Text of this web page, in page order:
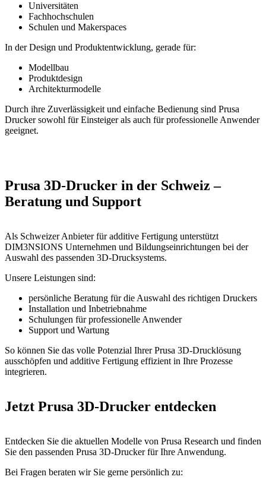
Universitäten
Fachhochschulen
Schulen und Makerspaces
In der Design und Produktentwicklung, gerade für:
Modellbau
Produktdesign
Architekturmodelle
Durch ihre Zuverlässigkeit und einfache Bedienung sind Prusa
Drucker sowohl für Einsteiger als auch für professionelle Anwender
geeignet.
Prusa 3D-Drucker in der Schweiz –
Beratung und Support
Als Schweizer Anbieter für additive Fertigung unterstützt
DIM3NSIONS Unternehmen und Bildungseinrichtungen bei der
Auswahl des passenden 3D-Drucksystems.
Unsere Leistungen sind:
persönliche Beratung für die Auswahl des richtigen Druckers
Installation und Inbetriebnahme
Schulungen für professionelle Anwender
Support und Wartung
So können Sie das volle Potenzial Ihrer Prusa 3D-Drucklösung
ausschöpfen und additive Fertigung effizient in Ihre Prozesse
integrieren.
Jetzt Prusa 3D-Drucker entdecken
Entdecken Sie die aktuellen Modelle von Prusa Research und finden
Sie den passenden Prusa 3D-Drucker für Ihre Anwendung.
Bei Fragen beraten wir Sie gerne persönlich zu: